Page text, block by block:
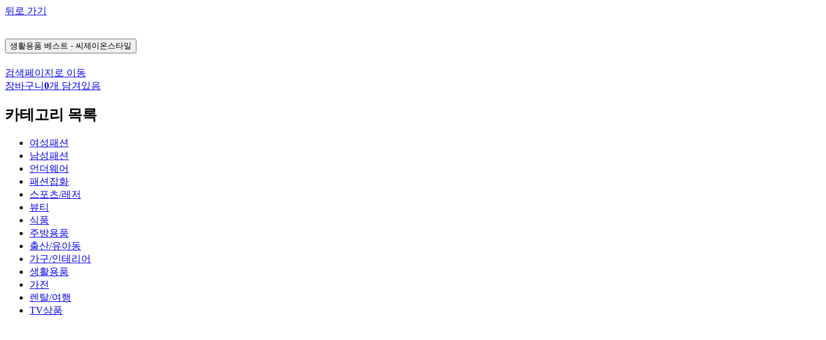
뒤로 가기
생활용품 베스트 - 씨제이온스타일
검색페이지로 이동
장바구니 0개 담겨있음
카테고리 목록
여성패션
남성패션
언더웨어
패션잡화
스포츠/레저
뷰티
식품
주방용품
출산/유아동
가구/인테리어
생활용품
가전
렌탈/여행
TV상품